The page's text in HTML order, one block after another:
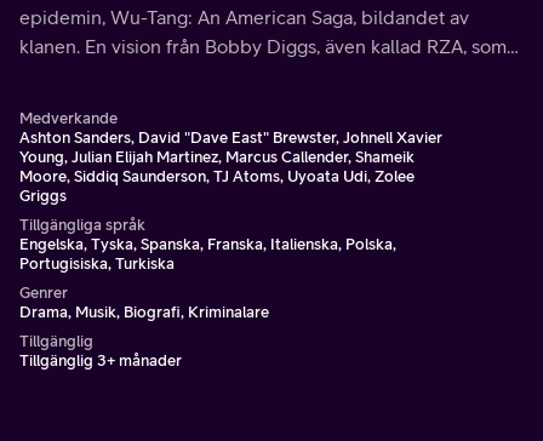
epidemin, Wu-Tang: An American Saga, bildandet av
klanen. En vision från Bobby Diggs, även kallad RZA, som
Medverkande
Ashton Sanders, David "Dave East" Brewster, Johnell Xavier
Young, Julian Elijah Martinez, Marcus Callender, Shameik
Moore, Siddiq Saunderson, TJ Atoms, Uyoata Udi, Zolee
Griggs
Tillgängliga språk
Engelska, Tyska, Spanska, Franska, Italienska, Polska,
Portugisiska, Turkiska
Genrer
Drama, Musik, Biografi, Kriminalare
Tillgänglig
Tillgänglig 3+ månader